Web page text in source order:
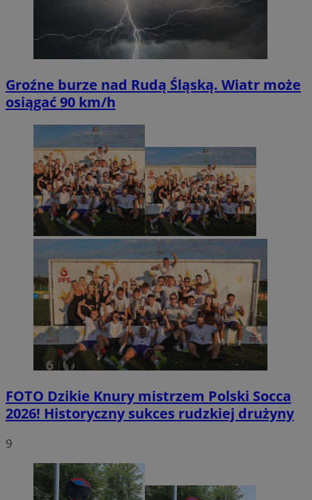
Groźne burze nad Rudą Śląską. Wiatr może
osiągać 90 km/h
FOTO Dzikie Knury mistrzem Polski Socca
2026! Historyczny sukces rudzkiej drużyny
9